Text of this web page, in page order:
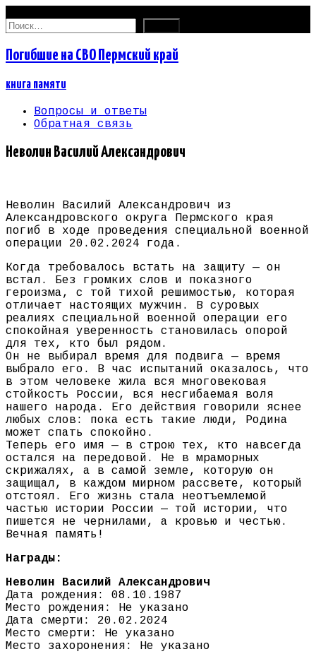
Найти:
Погибшие на СВО Пермский край
книга памяти
Вопросы и ответы
Обратная связь
Неволин Василий Александрович
Неволин Василий Александрович из
Александровского округа Пермского края
погиб в ходе проведения специальной военной
операции 20.02.2024 года.
Когда требовалось встать на защиту — он
встал. Без громких слов и показного
героизма, с той тихой решимостью, которая
отличает настоящих мужчин. В суровых
реалиях специальной военной операции его
спокойная уверенность становилась опорой
для тех, кто был рядом.
Он не выбирал время для подвига — время
выбрало его. В час испытаний оказалось, что
в этом человеке жила вся многовековая
стойкость России, вся несгибаемая воля
нашего народа. Его действия говорили яснее
любых слов: пока есть такие люди, Родина
может спать спокойно.
Теперь его имя — в строю тех, кто навсегда
остался на передовой. Не в мраморных
скрижалях, а в самой земле, которую он
защищал, в каждом мирном рассвете, который
отстоял. Его жизнь стала неотъемлемой
частью истории России — той истории, что
пишется не чернилами, а кровью и честью.
Вечная память!
Награды:
Неволин Василий Александрович
Дата рождения: 08.10.1987
Место рождения: Не указано
Дата смерти: 20.02.2024
Место смерти: Не указано
Место захоронения: Не указано